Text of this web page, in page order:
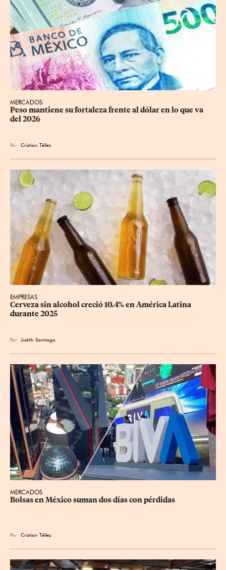
MERCADOS
Peso mantiene su fortaleza frente al dólar en lo que va
del 2026
Por Cristian Téllez
EMPRESAS
Cerveza sin alcohol creció 10.4% en América Latina
durante 2025
Por Judith Santiago
MERCADOS
Bolsas en México suman dos días con pérdidas
Por Cristian Téllez